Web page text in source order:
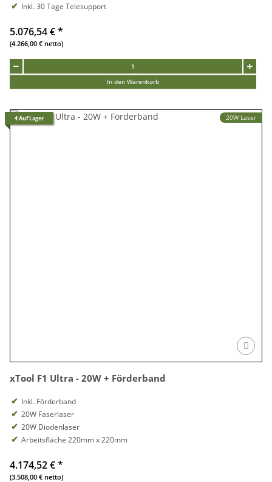
Inkl. 30 Tage Telesupport
5.076,54 €*
(4.266,00 € netto)
In den Warenkorb
20W Laser
4 Auf Lager
xTool F1 Ultra - 20W + Förderband
Inkl. Förderband
20W Faserlaser
20W Diodenlaser
Arbeitsfläche 220mm x 220mm
4.174,52 €*
(3.508,00 € netto)